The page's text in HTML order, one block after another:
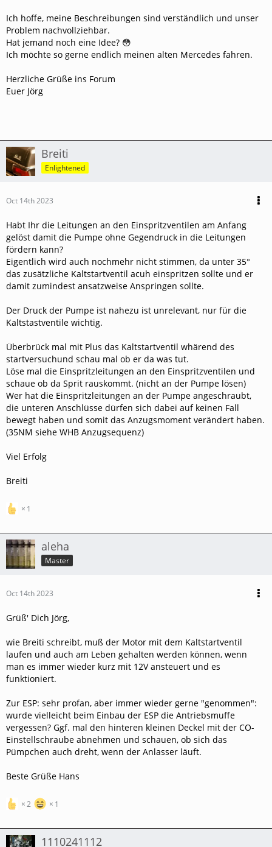
Ich hoffe, meine Beschreibungen sind verständlich und unser
Problem nachvollziehbar.
Hat jemand noch eine Idee? 😳
Ich möchte so gerne endlich meinen alten Mercedes fahren.
Herzliche Grüße ins Forum
Euer Jörg
Breiti
Enlightened
Oct 14th 2023
Habt Ihr die Leitungen an den Einspritzventilen am Anfang
gelöst damit die Pumpe ohne Gegendruck in die Leitungen
fördern kann?
Eigentlich wird auch nochmehr nicht stimmen, da unter 35°
das zusätzliche Kaltstartventil acuh einspritzen sollte und er
damit zumindest ansatzweise Anspringen sollte.
Der Druck der Pumpe ist nahezu ist unrelevant, nur für die
Kaltstastventile wichtig.
Überbrück mal mit Plus das Kaltstartventil whärend des
startversuchund schau mal ob er da was tut.
Löse mal die Einspritzleitungen an den Einspritzventilen und
schaue ob da Sprit rauskommt. (nicht an der Pumpe lösen)
Wer hat die Einspritzleitungen an der Pumpe angeschraubt,
die unteren Anschlüsse dürfen sich dabei auf keinen Fall
bewegt haben und somit das Anzugsmoment verändert haben.
(35NM siehe WHB Anzugsequenz)
Viel Erfolg
Breiti
1
aleha
Master
Oct 14th 2023
Grüß' Dich Jörg,
wie Breiti schreibt, muß der Motor mit dem Kaltstartventil
laufen und auch am Leben gehalten werden können, wenn
man es immer wieder kurz mit 12V ansteuert und es
funktioniert.
Zur ESP: sehr profan, aber immer wieder gerne "genommen":
wurde vielleicht beim Einbau der ESP die Antriebsmuffe
vergessen? Ggf. mal den hinteren kleinen Deckel mit der CO-
Einstellschraube abnehmen und schauen, ob sich das
Pümpchen auch dreht, wenn der Anlasser läuft.
Beste Grüße Hans
2 1
1110241112